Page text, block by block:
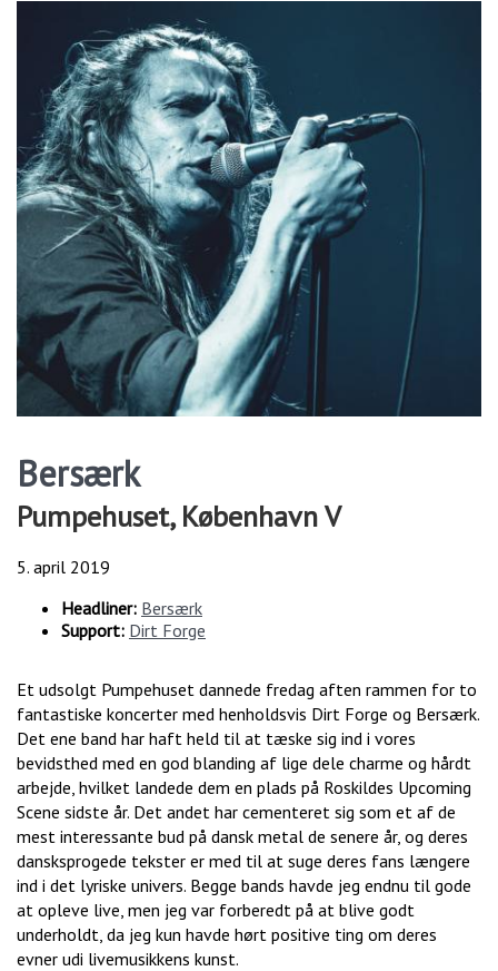
Bersærk
Pumpehuset, København V
5. april 2019
Headliner: Bersærk
Support: Dirt Forge
Et udsolgt Pumpehuset dannede fredag aften rammen for to
fantastiske koncerter med henholdsvis Dirt Forge og Bersærk.
Det ene band har haft held til at tæske sig ind i vores
bevidsthed med en god blanding af lige dele charme og hårdt
arbejde, hvilket landede dem en plads på Roskildes Upcoming
Scene sidste år. Det andet har cementeret sig som et af de
mest interessante bud på dansk metal de senere år, og deres
dansksprogede tekster er med til at suge deres fans længere
ind i det lyriske univers. Begge bands havde jeg endnu til gode
at opleve live, men jeg var forberedt på at blive godt
underholdt, da jeg kun havde hørt positive ting om deres
evner udi livemusikkens kunst.